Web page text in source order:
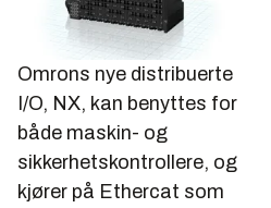
Omrons nye distribuerte
I/O, NX, kan benyttes for
både maskin- og
sikkerhetskontrollere, og
kjører på Ethercat som